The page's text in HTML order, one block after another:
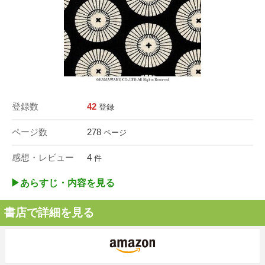
登録数 42 登録
ページ数 278 ページ
感想・レビュー 4 件
▶︎あらすじ・内容を見る
書店で詳細を見る